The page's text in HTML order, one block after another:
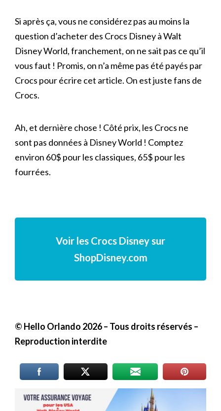
Si après ça, vous ne considérez pas au moins la
question d’acheter des Crocs Disney à Walt
Disney World, franchement, on ne sait pas ce qu’il
vous faut ! Promis, on n’a même pas été payés par
Crocs pour écrire cet article. On est juste fans de
Crocs.
Ah, et dernière chose ! Côté prix, les Crocs ne
sont pas données à Disney World ! Comptez
environ 60$ pour les classiques, 65$ pour les
fourrées.
Voir les Crocs Disney sur
ShopDisney.com
© Hello Orlando 2026 – Tous droits réservés –
Reproduction interdite